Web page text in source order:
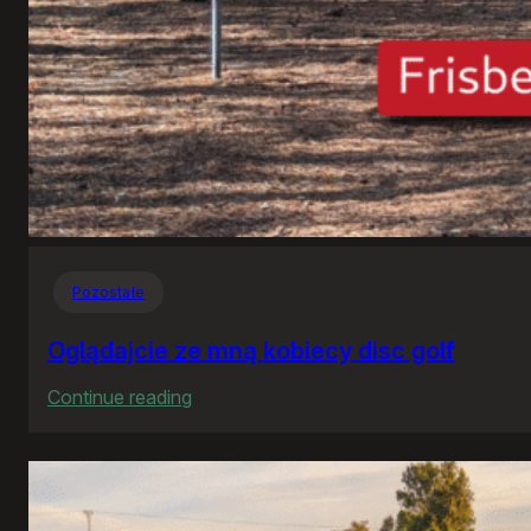
Pozostałe
Oglądajcie ze mną kobiecy disc golf
Continue reading
ze
kobiecy